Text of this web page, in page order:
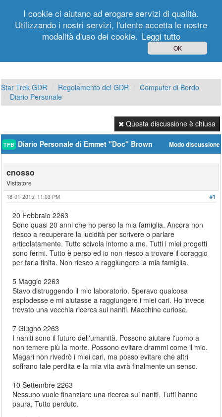
Registrati
Star Trek GDR Regolamento del GDR
Computer di Bordo
Diario Personale
Questa discussione è chiusa
Modo discussione
TFB Diario Personale di Emmet "Doc" Brown
cnosso
Visitatore
#1
18-01-2015, 11:03 PM
20 Febbraio 2263
Sono quasi 20 anni che ho perso la mia famiglia. Ancora non
riesco a recuperare la lucidità per scrivere o parlare
articolatamente. Tutto scivola intorno a me. Tutti i miei progetti
sono fermi. Tutto è perso ed io non riesco a trovare il coraggio
per farla finita. Non riesco a raggiungere la mia famiglia.
5 Maggio 2263
Stavo distruggendo il mio laboratorio. Speravo qualcosa
esplodesse e mi aiutasse a raggiungere i miei cari. Ho invece
trovato una vecchia ricerca sui naniti. Macchine curiose.
7 Giugno 2263
I naniti sono il futuro dell'umanità. Possono aiutare l'uomo a
non temere più la morte. Possono evitare drammi come il mio.
Magari non rivedrò i miei cari, ma posso evitare che altri
soffrano tale perdita e la mia vita avrà finalmente un senso.
10 Settembre 2263
Nessuno vuole finanziare una ricerca sui naniti. Tutti hanno
paura. Tutto perduto.
I cookie ci aiutano ad erogare servizi di qualità.
Utilizzando i nostri servizi, l'utente accetta le nostre
modalità d'uso dei cookie. Leggi tutto
OK